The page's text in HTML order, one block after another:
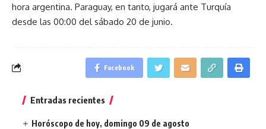
hora argentina. Paraguay, en tanto, jugará ante Turquía
desde las 00:00 del sábado 20 de junio.
Facebook
Entradas recientes
Horóscopo de hoy, domingo 09 de agosto